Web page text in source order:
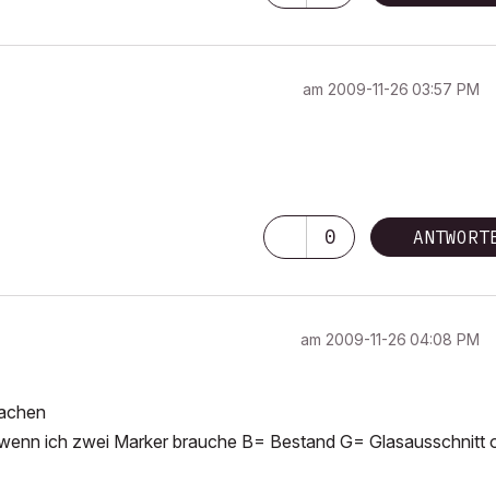
am ‎2009-11-26 03:57 PM
0
am ‎2009-11-26 04:08 PM
ich zwei Marker brauche B= Bestand G= Glasausschnitt